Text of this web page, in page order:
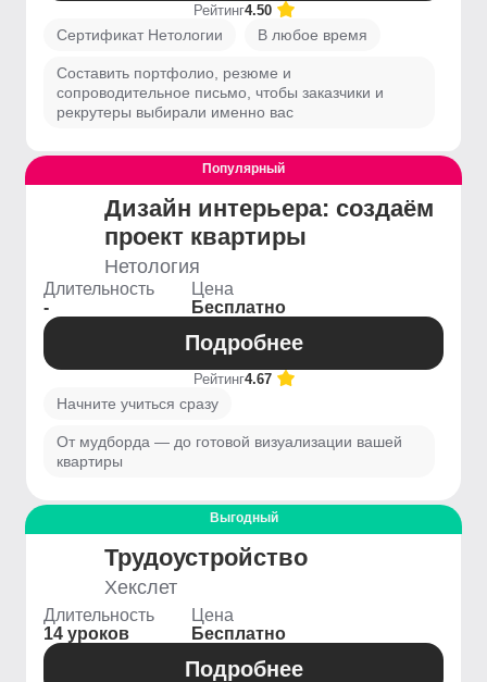
Рейтинг4.50
Сертификат Нетологии В любое время
Составить портфолио, резюме и
сопроводительное письмо, чтобы заказчики и
рекрутеры выбирали именно вас
Популярный
Дизайн интерьера: создаём
проект квартиры
Нетология
Длительность
-
Цена
Бесплатно
Подробнее
Рейтинг4.67
Начните учиться сразу
От мудборда — до готовой визуализации вашей
квартиры
Выгодный
Трудоустройство
Хекслет
Длительность
14 уроков
Цена
Бесплатно
Подробнее